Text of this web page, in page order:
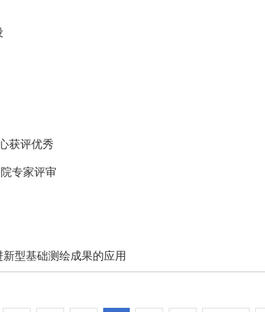
获评优秀
专家评审
型基础测绘成果的应用